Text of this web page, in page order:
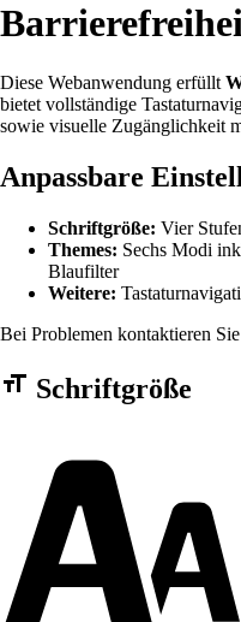
Diese Webanwendung erfüllt
bietet vollständige
sowie visuelle Zugänglichkeit
Anpassbare
Schriftgröße: Vier
Themes: Sechs Modi
Blaufilter
Weitere:
Bei Problemen kontaktieren
Barrierefreiheit
Schriftgröße